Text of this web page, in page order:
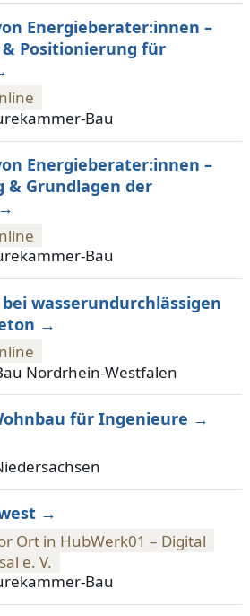
Energieberater:innen –
Positionierung für
Bau
Energieberater:innen –
& Grundlagen der
Bau
wasserundurchlässigen
Nordrhein-Westfalen
für Ingenieure
Ort in HubWerk01 – Digital
e. V.
Bau